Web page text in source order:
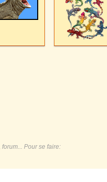
Pour se faire: